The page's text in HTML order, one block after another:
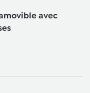
avec